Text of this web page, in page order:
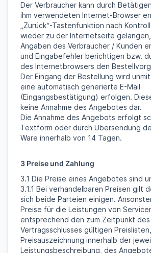
Der Verbraucher kann durch
ihm verwendeten Internet-Browser
„Zurück“-Tastenfunktion nach
wieder zu der Internetseite
Angaben des Verbraucher / Kunden
und Eingabefehler berichtigen bzw.
des Internetbrowsers den
Der Eingang der Bestellung wird
eine automatisch generierte E-Mail
(Eingangsbestätigung) erfolgen.
keine Annahme des Angebotes dar.
Die Annahme des Angebots erfolgt
Textform oder durch Übersendung
Ware innerhalb von 14 Tagen.
3 Preise und Zahlung
3.1 Die Preise eines Angebotes sind
3.1.1 Bei verhandelbaren Preisen gilt
sich beide Parteien einigen.
Preise für die Leistungen von
entsprechend den zum Zeitpunkt des
Vertragsschlusses gültigen
Preisauszeichnung innerhalb der
Leistungsbeschreibung, des